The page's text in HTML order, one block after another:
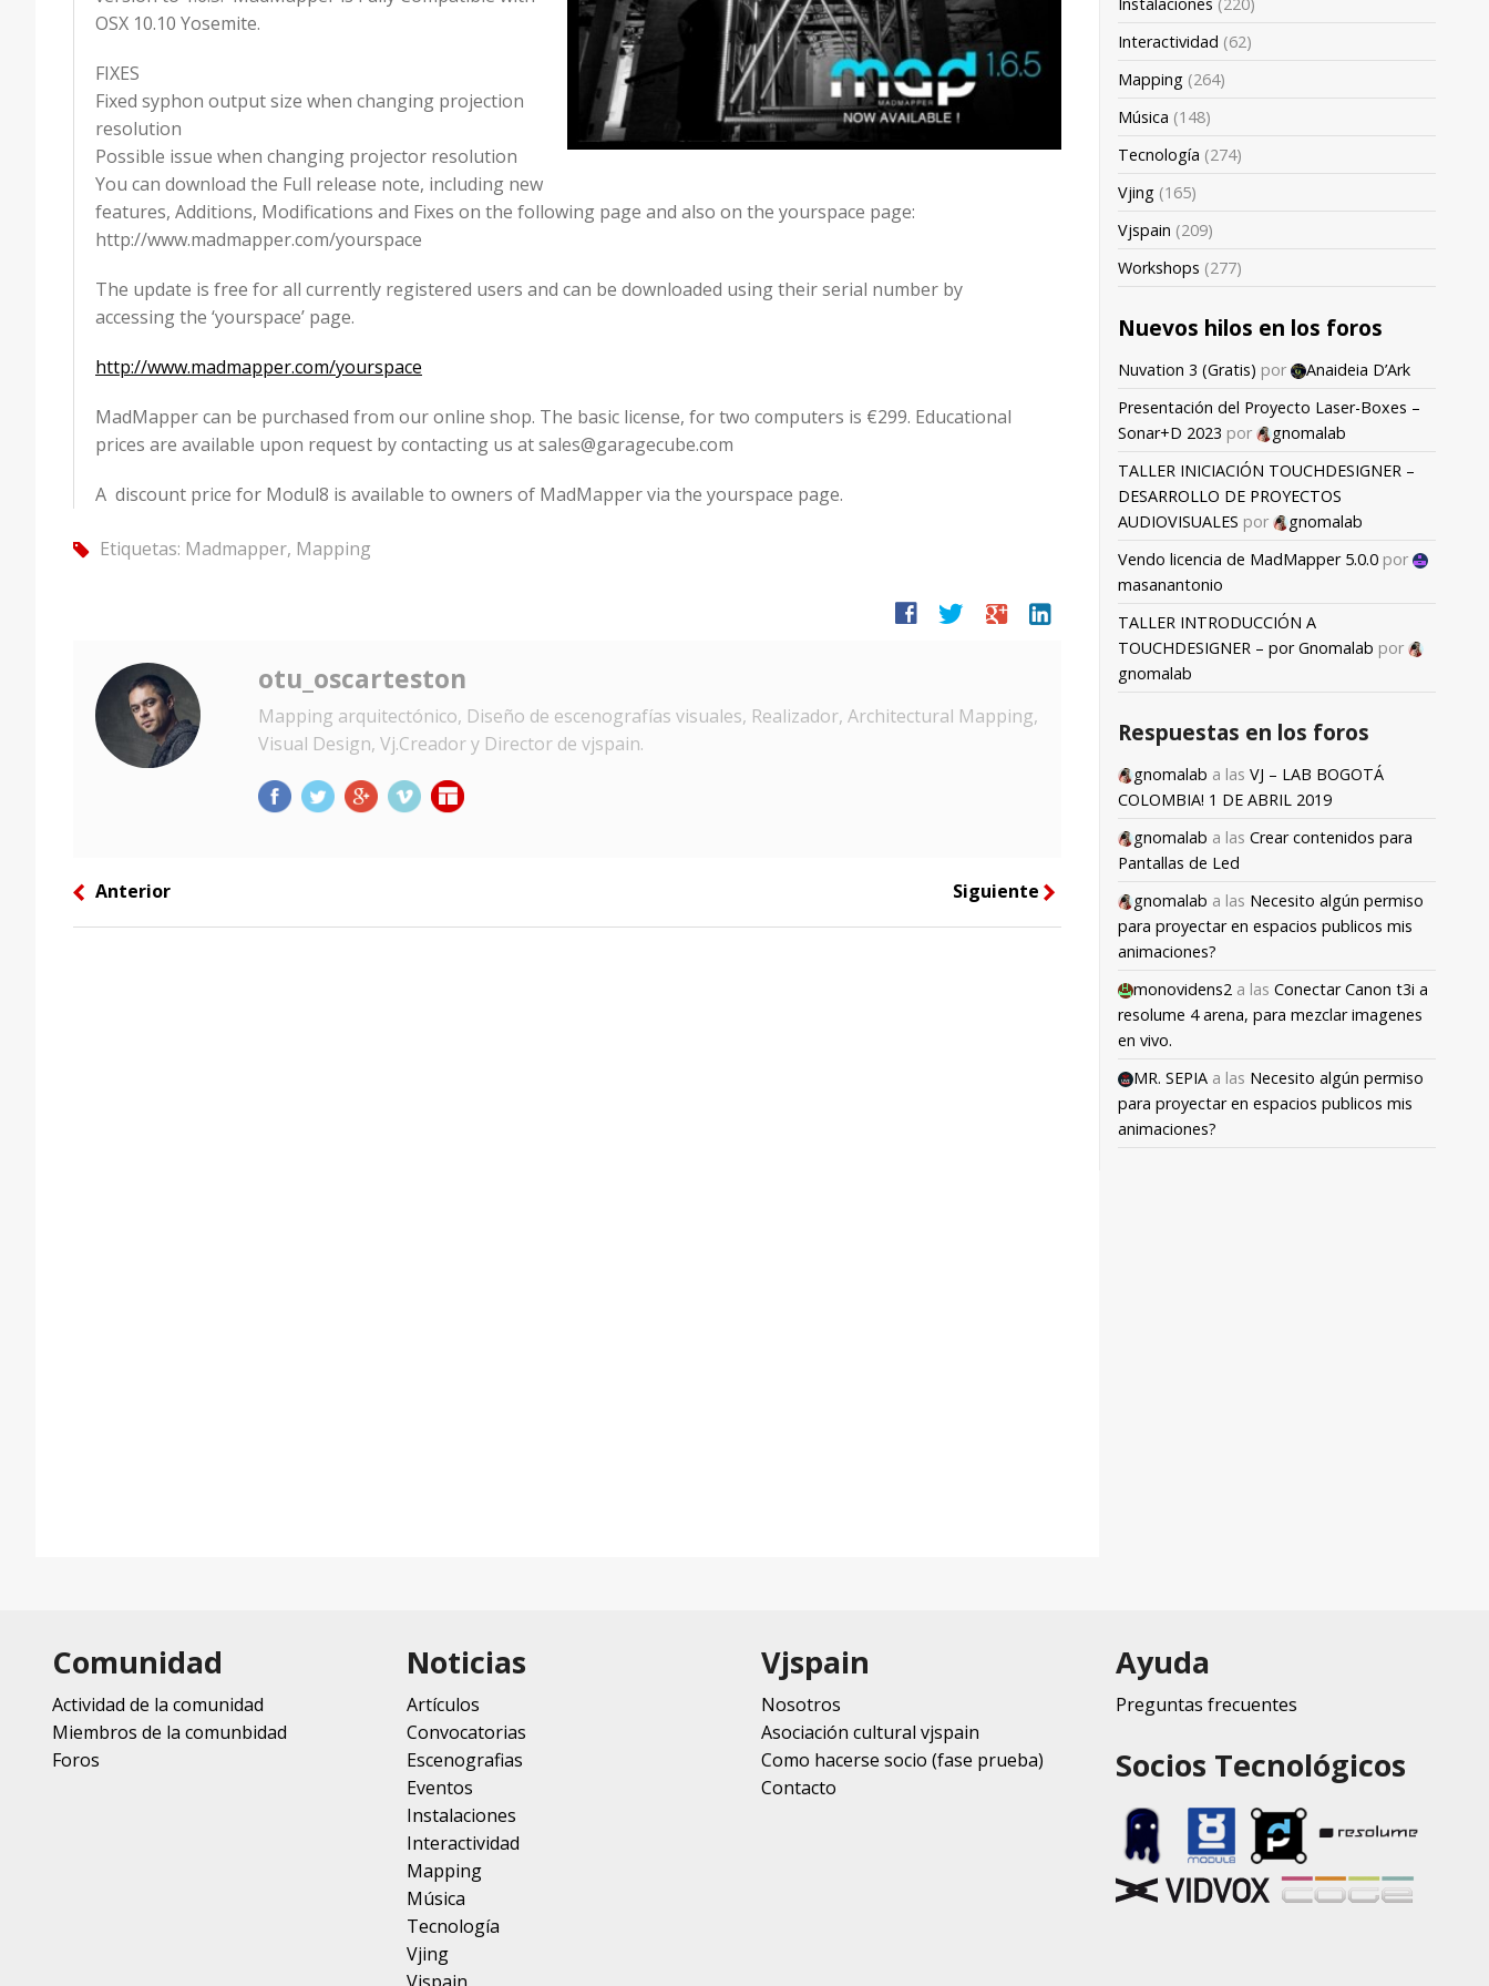
OSX 10.10 Yosemite.
FIXES
Fixed syphon output size when changing projection
resolution
Possible issue when changing projector resolution
You can download the Full release note, including new
features, Additions, Modifications and Fixes on the following page and also on the yourspace page:
http://www.madmapper.com/yourspace
The update is free for all currently registered users and can be downloaded using their serial number by
accessing the ‘yourspace’ page.
http://www.madmapper.com/yourspace
MadMapper can be purchased from our online shop. The basic license, for two computers is €299. Educational
prices are available upon request by contacting us at sales@garagecube.com
A discount price for Modul8 is available to owners of MadMapper via the yourspace page.
tag Etiquetas: Madmapper, Mapping
facebook twitter google linkedin
otu_oscarteston
Mapping arquitectónico, Diseño de escenografías visuales, Realizador, Architectural Mapping,
Visual Design, Vj.Creador y Director de vjspain.
left Anterior Siguiente right
Instalaciones (220)
Interactividad (62)
Mapping (264)
Música (148)
Tecnología (274)
Vjing (165)
Vjspain (209)
Workshops (277)
Nuevos hilos en los foros
Nuvation 3 (Gratis) por
Anaideia D’Ark
Presentación del Proyecto Laser-Boxes –
Sonar+D 2023 por
gnomalab
TALLER INICIACIÓN TOUCHDESIGNER –
DESARROLLO DE PROYECTOS
AUDIOVISUALES por
gnomalab
Vendo licencia de MadMapper 5.0.0 por
masanantonio
TALLER INTRODUCCIÓN A
TOUCHDESIGNER – por Gnomalab por
gnomalab
Respuestas en los foros
gnomalab a las VJ – LAB BOGOTÁ
COLOMBIA! 1 DE ABRIL 2019
gnomalab a las Crear contenidos para
Pantallas de Led
gnomalab a las Necesito algún permiso
para proyectar en espacios publicos mis
animaciones?
monovidens2 a las Conectar Canon t3i a
resolume 4 arena, para mezclar imagenes
en vivo.
MR. SEPIA a las Necesito algún permiso
para proyectar en espacios publicos mis
animaciones?
Comunidad
Actividad de la comunidad
Miembros de la comunbidad
Foros
Noticias
Artículos
Convocatorias
Escenografias
Eventos
Instalaciones
Interactividad
Mapping
Música
Tecnología
Vjing
Vjspain
Vjspain
Nosotros
Asociación cultural vjspain
Como hacerse socio (fase prueba)
Contacto
Ayuda
Preguntas frecuentes
Socios Tecnológicos